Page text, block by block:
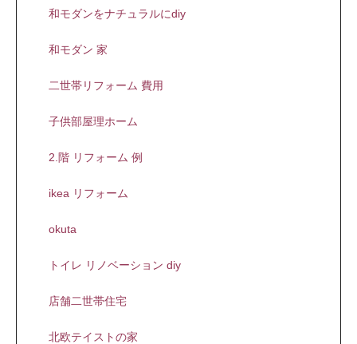
和モダンをナチュラルにdiy
和モダン 家
二世帯リフォーム 費用
子供部屋理ホーム
2.階 リフォーム 例
ikea リフォーム
okuta
トイレ リノベーション diy
店舗二世帯住宅
北欧テイストの家